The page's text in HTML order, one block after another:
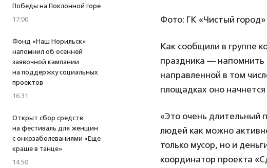
Победы на Поклонной горе
17:00
Фонд «Наш Норильск»
напомнил об осенней
заявочной кампании
на поддержку социальных
проектов
16:31
Открыт сбор средств
на фестиваль для женщин
с онкозаболеваниями «Еще
краше в танце»
14:50
Фото: ГК «Чистый город»
Как сообщили в группе
праздника —
направленной в том
площадках оно
«Это очень длительный
людей как можно
только мусор, но и
координатор проекта